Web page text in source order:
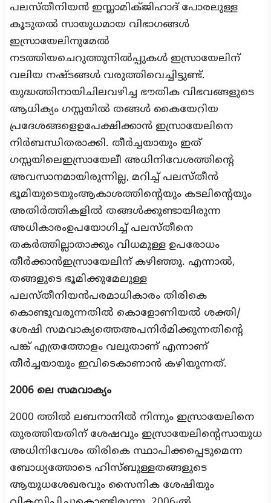
പലസ്തീനിയന്‍ ഇസ്ലാമിക്ജിഹാദ് പോരലുള്ള
കൂടുതല്‍ സായുധമായ വിഭാഗങ്ങള്‍
ഇസ്രായേലിനുമേല്‍
നടത്തിയചെറുത്തുനില്‍പ്പുകള്‍ ഇസ്രായേലിന്
വലിയ നഷ്ടങ്ങള്‍ വരുത്തിവെച്ചിട്ടുണ്ട്.
യുദ്ധത്തിനായിചിലവഴിച്ച ഭൗതിക വിഭവങ്ങളുടെ
ആധിക്യം ഗസ്സയില്‍ തങ്ങള്‍ കൈയേറിയ
പ്രദേശങ്ങളെഉപേക്ഷിക്കാന്‍ ഇസ്രായേലിനെ
നിര്‍ബന്ധിതരാക്കി. തീര്‍ച്ചയായും ഇത്
ഗസ്സയിലെഇസ്രായേലീ അധിനിവേശത്തിന്റെ
അവസാനമായിരുന്നില്ല, മറിച്ച് പലസ്തീന്‍
ഭൂമിയുടെയുംആകാശത്തിന്റെയും കടലിന്റെയും
അതിര്‍ത്തികളില്‍ തങ്ങള്‍ക്കുണ്ടായിരുന്ന
അധികാരംഉപയോഗിച്ച് പലസ്തീനെ
തകര്‍ത്തില്ലാതാക്കും വിധമുള്ള ഉപരോധം
തീര്‍ക്കാന്‍ഇസ്രായേലിന് കഴിഞ്ഞു. എന്നാല്‍,
തങ്ങളുടെ ഭൂമിക്കുമേലുള്ള
പലസ്തീനിയന്‍പരമാധികാരം തിരികെ
കൊണ്ടുവരുന്നതില്‍ കൊളോണിയല്‍ ശക്തി/
ശേഷി സമവാക്യത്തെഅപനിര്‍മിക്കുന്നതിന്റെ
പങ്ക് എത്രത്തോളം വലുതാണ് എന്നാണ്
തീര്‍ച്ചയായും ഇവിടെകാണാന്‍ കഴിയുന്നത്.
2006 ലെ സമവാക്യം
2000 ത്തില്‍ ലബനാനില്‍ നിന്നും ഇസ്രായേലിനെ
തുരത്തിയതിന് ശേഷവും ഇസ്രായേലിന്റെസായുധ
അധിനിവേശം തിരികെ സ്ഥാപിക്കപ്പെടുമെന്ന
ബോധ്യത്തോടെ ഹിസ്ബുള്ളതങ്ങളുടെ
ആയുധശേഖരവും സൈനിക ശേഷിയും